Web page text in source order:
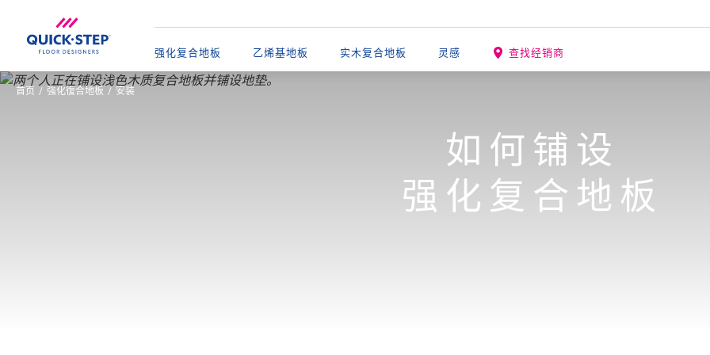
强化复合地板 乙烯基地板​ 实木复合地板 灵感 查找经销商
如何铺设
强化复合地板
首页 強化復合地板 安装